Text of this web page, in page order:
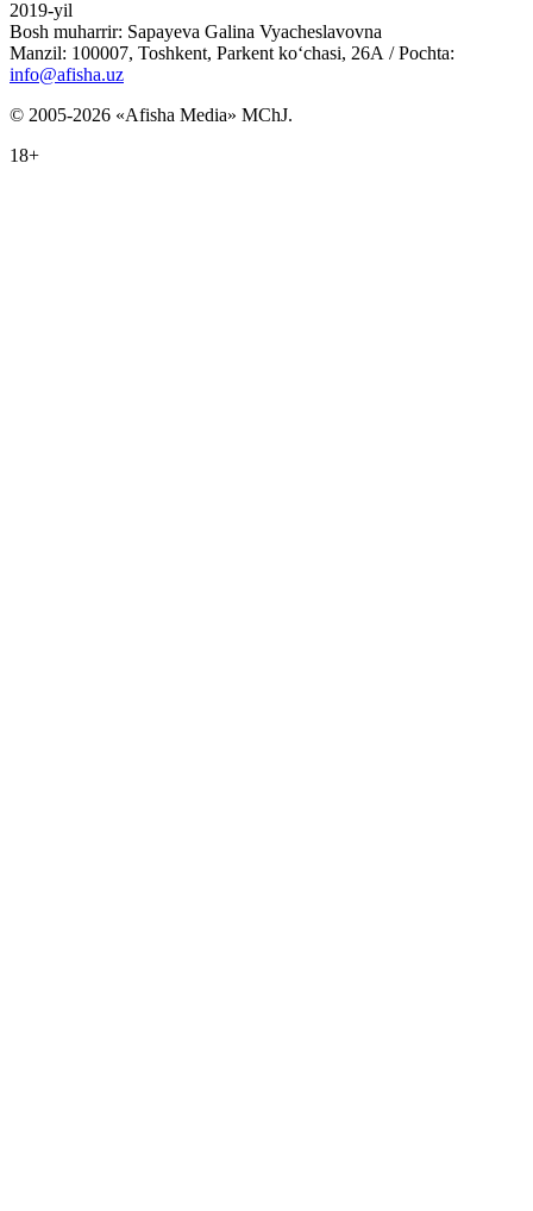
2019-yil
Bosh muharrir: Sapayeva Galina Vyacheslavovna
Manzil: 100007, Toshkent, Parkent ko‘chasi, 26А / Pochta:
info@afisha.uz
© 2005-2026 «Afisha Media» MChJ.
18+